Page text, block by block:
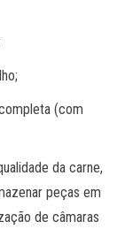
(com
da carne,
peças em
de câmaras